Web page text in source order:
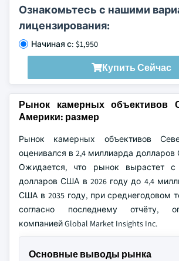
Ознакомьтесь с нашими
лицензирования:
Начиная с: $1,950
Купить Сейчас
Рынок камерных объективов
Америки: размер
Рынок камерных объективов
оценивался в 2,4 миллиарда долларов
Ожидается, что рынок вырастет с
долларов США в 2026 году до 4,4
США в 2035 году, при среднегодовом
согласно последнему отчёту,
компанией Global Market Insights Inc.
Основные выводы рынка